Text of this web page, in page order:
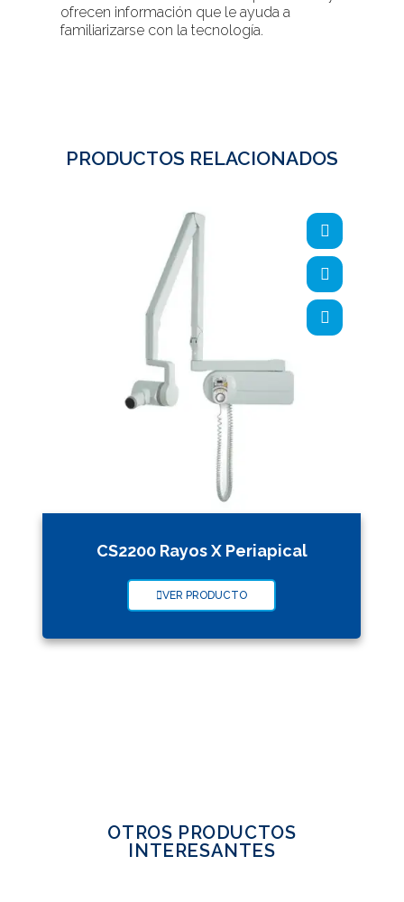
ofrecen información que le ayuda a
familiarizarse con la tecnología.
PRODUCTOS RELACIONADOS
CS2200 Rayos X Periapical
VER PRODUCTO
OTROS PRODUCTOS
INTERESANTES